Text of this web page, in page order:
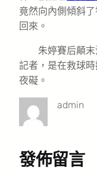
竟然向內側傾斜
回來。
朱婷賽后顛
記者，是在救球
夜礙。
admin
發佈留言